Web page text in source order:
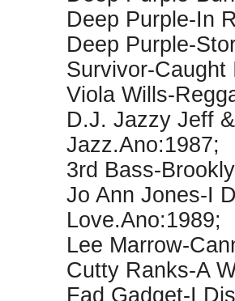
Deep Purple-In
Deep Purple-
Survivor-Caught
Viola Wills-
D.J. Jazzy Jeff
Jazz.Ano:1987;
3rd Bass-
Jo Ann Jones-I
Love.Ano:1989;
Lee Marrow-
Cutty Ranks-A
Fad Gadget-I